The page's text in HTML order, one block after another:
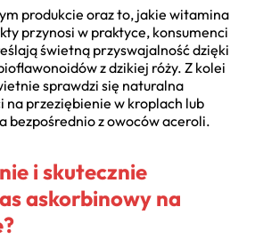
produkcie oraz to, jakie witamina
przynosi w praktyce, konsumenci
świetną przyswajalność dzięki
z dzikiej róży. Z kolei
sprawdzi się naturalna
na przeziębienie w kroplach lub
bezpośrednio z owoców aceroli.
i skutecznie
askorbinowy na